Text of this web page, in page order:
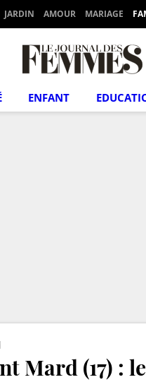
JARDIN AMOUR MARIAGE
ENFANT
Mard (17) :